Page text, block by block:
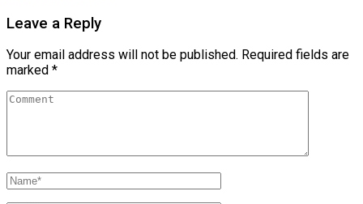
Leave a Reply
Your email address will not be published. Required fields are
marked *